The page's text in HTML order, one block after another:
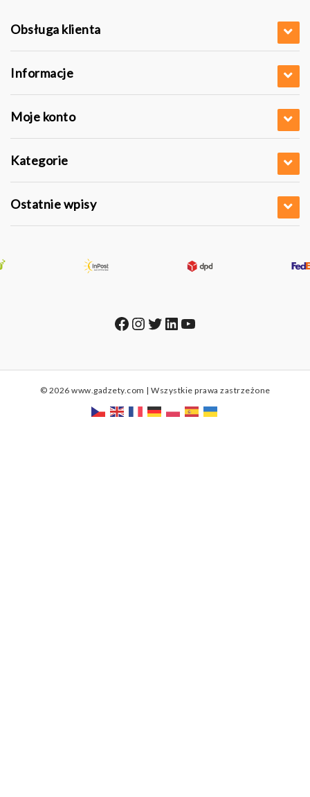
Obsługa klienta
Informacje
Moje konto
Kategorie
Ostatnie wpisy
Facebook
Instagram
Twitter
LinkedIn
YouTube
© 2026 www.gadzety.com | Wszystkie prawa zastrzeżone